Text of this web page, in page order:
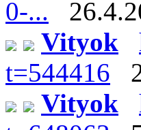
0-...
Vityok
t=544416
Vityok